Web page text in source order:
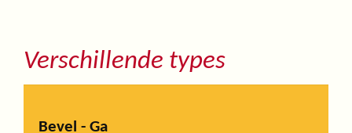
Verschillende types
Bevel - Ga